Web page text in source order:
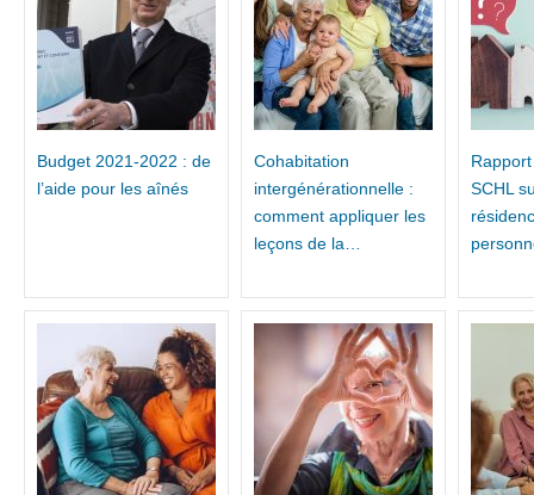
Budget 2021-2022 : de
l’aide pour les aînés
Cohabitation
intergénérationnelle :
comment appliquer les
leçons de la…
SCHL